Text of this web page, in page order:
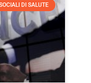
DI SALUTE